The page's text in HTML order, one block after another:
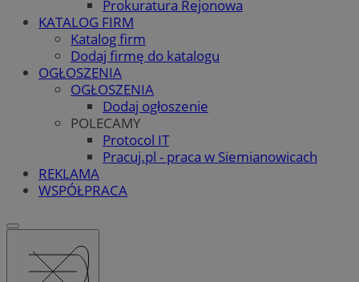
Prokuratura Rejonowa
KATALOG FIRM
Katalog firm
Dodaj firmę do katalogu
OGŁOSZENIA
OGŁOSZENIA
Dodaj ogłoszenie
POLECAMY
Protocol IT
Pracuj.pl - praca w Siemianowicach
REKLAMA
WSPÓŁPRACA